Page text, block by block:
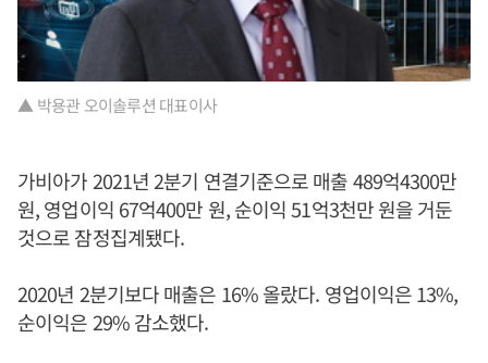
▲ 박용관 오이솔루션 대표이사
가비아가 2021년 2분기 연결기준으로 매출 489억4300만
원, 영업이익 67억400만 원, 순이익 51억3천만 원을 거둔
것으로 잠정집계됐다.
2020년 2분기보다 매출은 16% 올랐다. 영업이익은 13%,
순이익은 29% 감소했다.